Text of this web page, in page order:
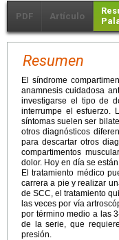
PDF Artículo
Resumen
El síndrome
anamnesis cuidadosa
investigarse el tipo de
interrumpe el esfuerzo.
síntomas suelen ser
otros diagnósticos
para descartar otros
compartimentos
dolor. Hoy en día se
El tratamiento médico
carrera a pie y realizar
de SCC, el tratamiento
las veces por vía
por término medio a las
de la serie, que
presión.